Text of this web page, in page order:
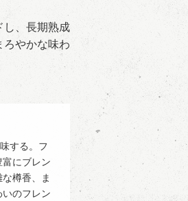
し、長期熟成
ろやかな味わ
する。フ
にブレン
樽香、ま
のフレン